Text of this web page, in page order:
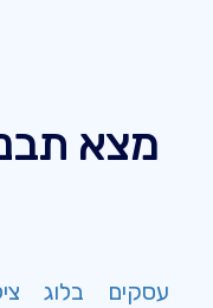
מצא
עסקים בלוג